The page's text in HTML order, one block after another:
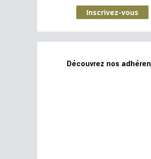
Inscrivez-vous
Découvrez nos